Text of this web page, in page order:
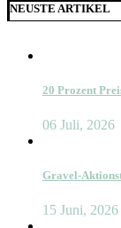
NEUSTE ARTIKEL
20 Prozent
06 Juli, 2026
Gravel-
15 Juni, 2026